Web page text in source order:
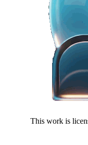
This work is